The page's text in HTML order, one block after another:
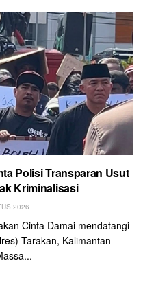
Polisi Transparan Usut
Kriminalisasi
2026
Cinta Damai mendatangi
Tarakan, Kalimantan